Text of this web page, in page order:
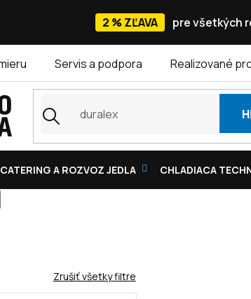
2 % ZĽAVA pre všetkých
Servis a podpora Realizované
CATERING A ROZVOZ JEDLA CHLADIACA
Zrušiť všetky filtre